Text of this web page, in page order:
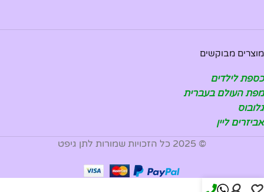
מוצרים מבוקשים
כספת לילדים
מפת העולם בעברית
גלובוס
אביזרים ליין
© 2025 כל הזכויות שמורות לתן גיפט